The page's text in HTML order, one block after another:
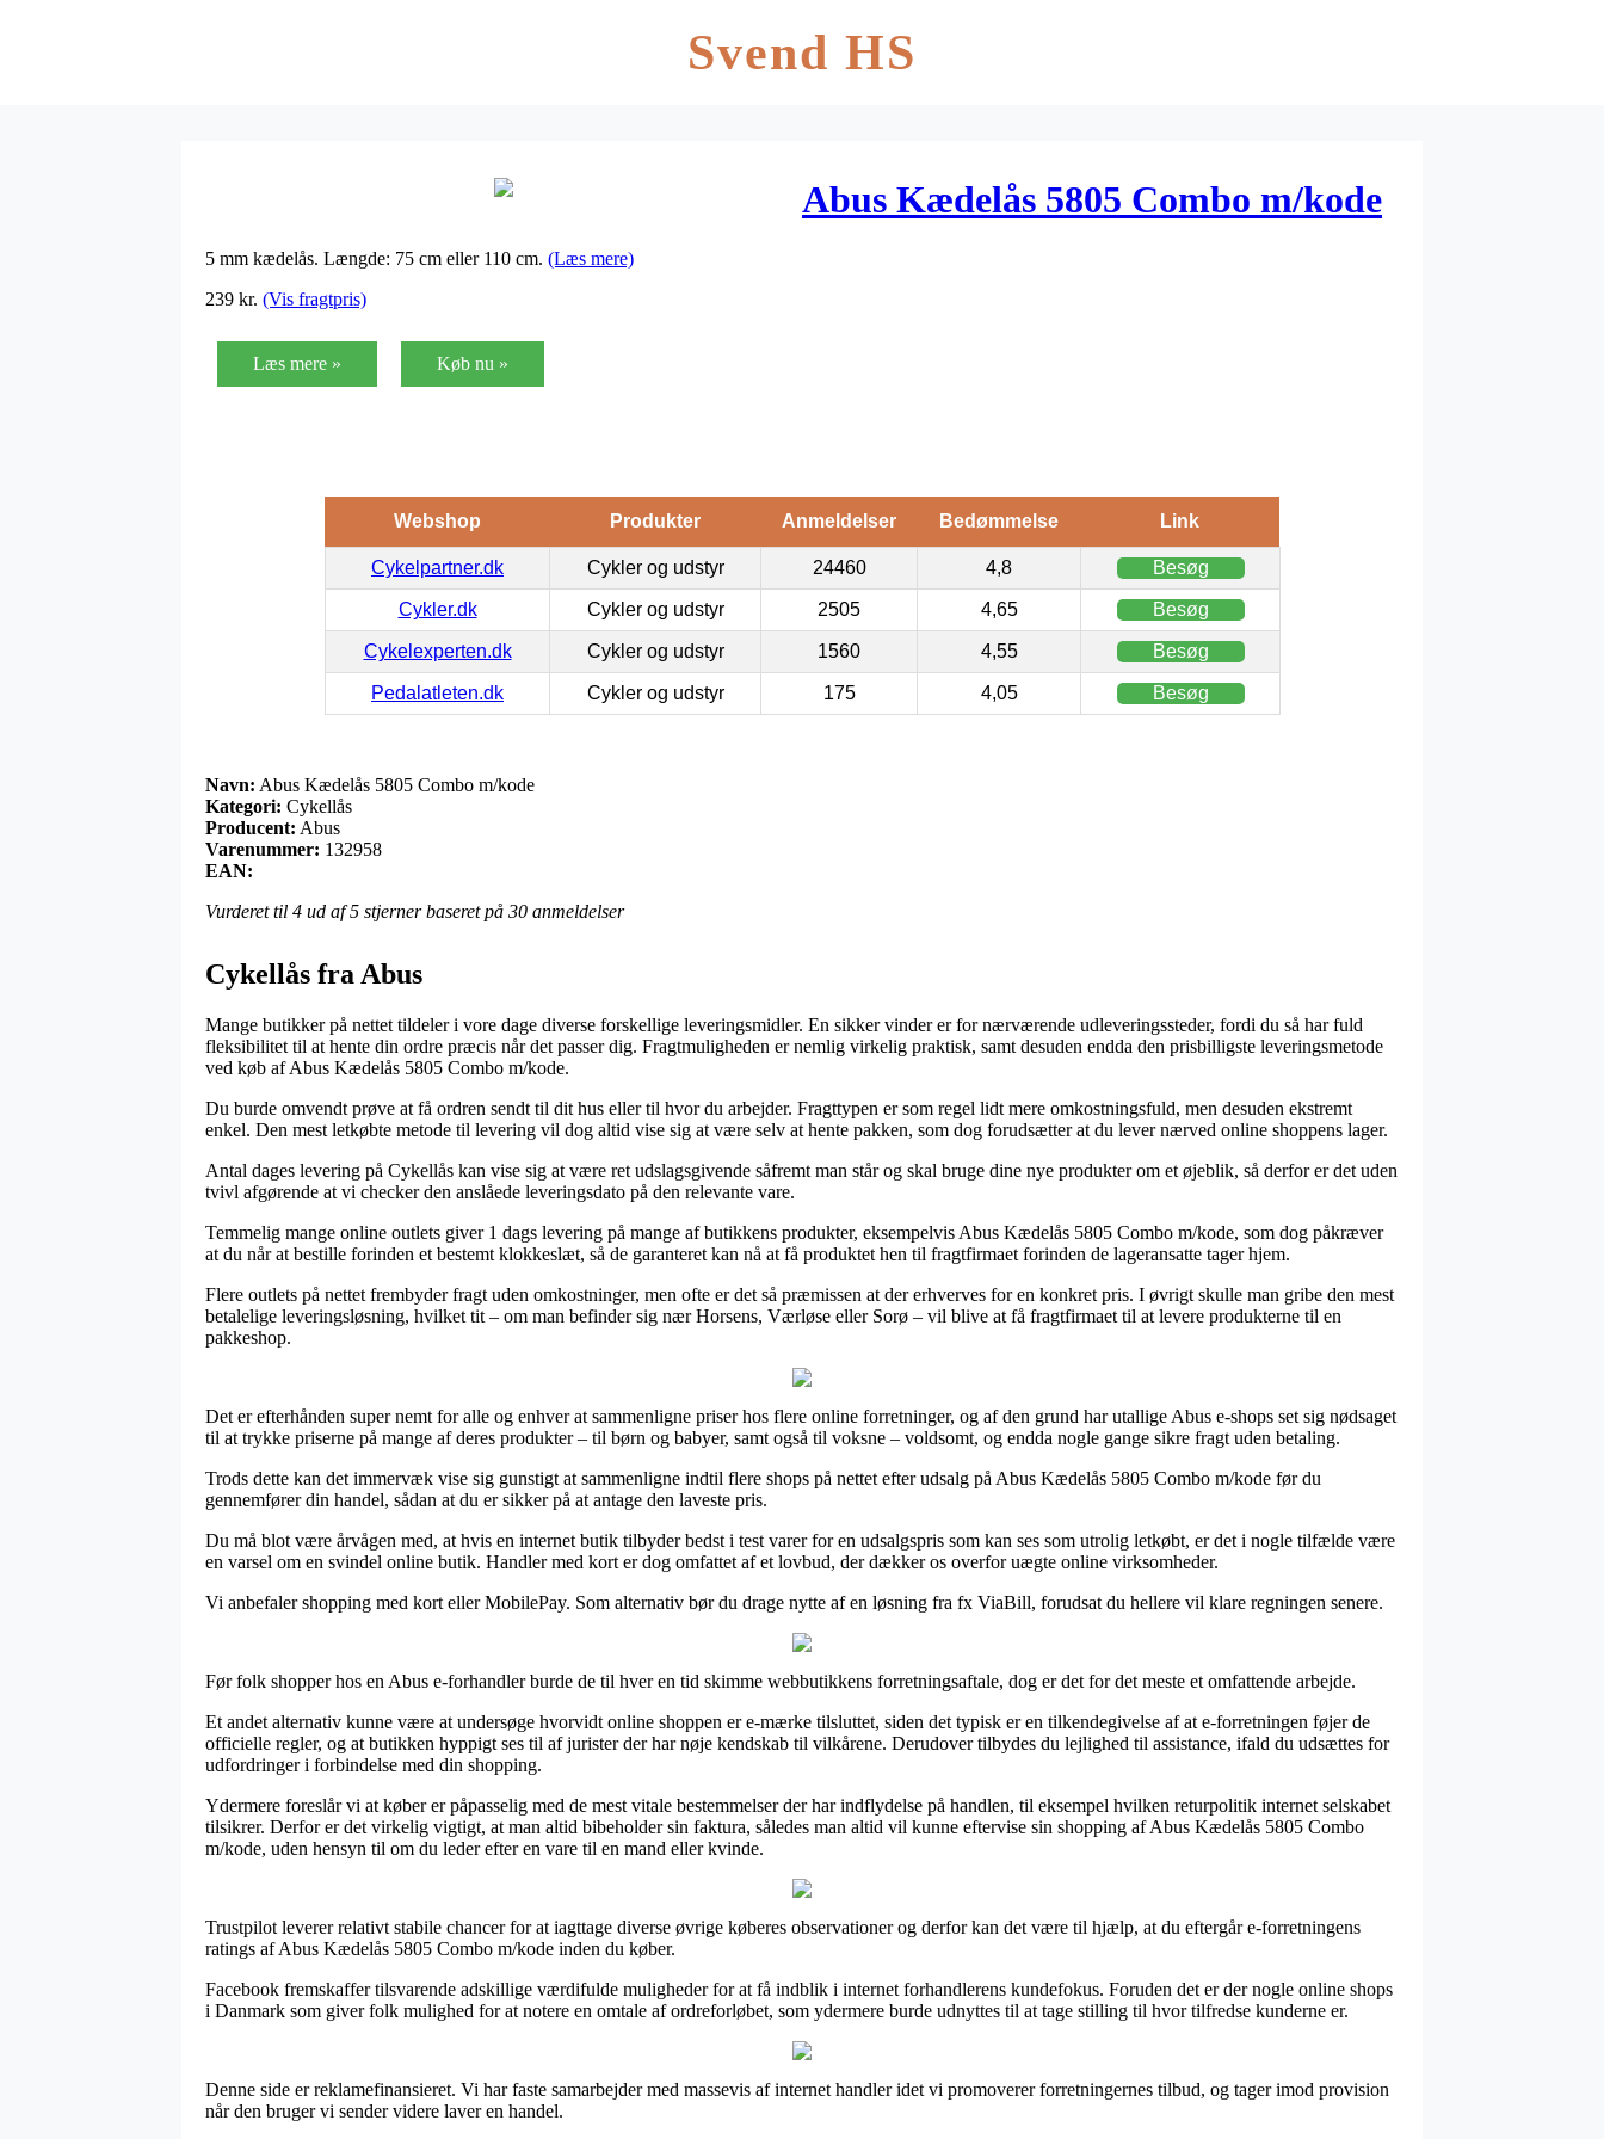
Svend HS
Abus Kædelås 5805 Combo m/kode
5 mm kædelås. Længde: 75 cm eller 110 cm. (Læs mere)
239 kr. (Vis fragtpris)
Læs mere » Køb nu »
Webshop Produkter Anmeldelser Bedømmelse Link
Cykelpartner.dk Cykler og udstyr 24460 4,8 Besøg
Cykler.dk Cykler og udstyr 2505 4,65 Besøg
Cykelexperten.dk Cykler og udstyr 1560 4,55 Besøg
Pedalatleten.dk Cykler og udstyr 175 4,05 Besøg
Navn: Abus Kædelås 5805 Combo m/kode
Kategori: Cykellås
Producent: Abus
Varenummer: 132958
EAN:
Vurderet til 4 ud af 5 stjerner baseret på 30 anmeldelser
Cykellås fra Abus
Mange butikker på nettet tildeler i vore dage diverse forskellige leveringsmidler. En sikker vinder er for nærværende udleveringssteder, fordi du så har fuld
fleksibilitet til at hente din ordre præcis når det passer dig. Fragtmuligheden er nemlig virkelig praktisk, samt desuden endda den prisbilligste leveringsmetode
ved køb af Abus Kædelås 5805 Combo m/kode.
Du burde omvendt prøve at få ordren sendt til dit hus eller til hvor du arbejder. Fragttypen er som regel lidt mere omkostningsfuld, men desuden ekstremt
enkel. Den mest letkøbte metode til levering vil dog altid vise sig at være selv at hente pakken, som dog forudsætter at du lever nærved online shoppens lager.
Antal dages levering på Cykellås kan vise sig at være ret udslagsgivende såfremt man står og skal bruge dine nye produkter om et øjeblik, så derfor er det uden
tvivl afgørende at vi checker den anslåede leveringsdato på den relevante vare.
Temmelig mange online outlets giver 1 dags levering på mange af butikkens produkter, eksempelvis Abus Kædelås 5805 Combo m/kode, som dog påkræver
at du når at bestille forinden et bestemt klokkeslæt, så de garanteret kan nå at få produktet hen til fragtfirmaet forinden de lageransatte tager hjem.
Flere outlets på nettet frembyder fragt uden omkostninger, men ofte er det så præmissen at der erhverves for en konkret pris. I øvrigt skulle man gribe den mest
betalelige leveringsløsning, hvilket tit – om man befinder sig nær Horsens, Værløse eller Sorø – vil blive at få fragtfirmaet til at levere produkterne til en
pakkeshop.
Det er efterhånden super nemt for alle og enhver at sammenligne priser hos flere online forretninger, og af den grund har utallige Abus e-shops set sig nødsaget
til at trykke priserne på mange af deres produkter – til børn og babyer, samt også til voksne – voldsomt, og endda nogle gange sikre fragt uden betaling.
Trods dette kan det immervæk vise sig gunstigt at sammenligne indtil flere shops på nettet efter udsalg på Abus Kædelås 5805 Combo m/kode før du
gennemfører din handel, sådan at du er sikker på at antage den laveste pris.
Du må blot være årvågen med, at hvis en internet butik tilbyder bedst i test varer for en udsalgspris som kan ses som utrolig letkøbt, er det i nogle tilfælde være
en varsel om en svindel online butik. Handler med kort er dog omfattet af et lovbud, der dækker os overfor uægte online virksomheder.
Vi anbefaler shopping med kort eller MobilePay. Som alternativ bør du drage nytte af en løsning fra fx ViaBill, forudsat du hellere vil klare regningen senere.
Før folk shopper hos en Abus e-forhandler burde de til hver en tid skimme webbutikkens forretningsaftale, dog er det for det meste et omfattende arbejde.
Et andet alternativ kunne være at undersøge hvorvidt online shoppen er e-mærke tilsluttet, siden det typisk er en tilkendegivelse af at e-forretningen føjer de
officielle regler, og at butikken hyppigt ses til af jurister der har nøje kendskab til vilkårene. Derudover tilbydes du lejlighed til assistance, ifald du udsættes for
udfordringer i forbindelse med din shopping.
Ydermere foreslår vi at køber er påpasselig med de mest vitale bestemmelser der har indflydelse på handlen, til eksempel hvilken returpolitik internet selskabet
tilsikrer. Derfor er det virkelig vigtigt, at man altid bibeholder sin faktura, således man altid vil kunne eftervise sin shopping af Abus Kædelås 5805 Combo
m/kode, uden hensyn til om du leder efter en vare til en mand eller kvinde.
Trustpilot leverer relativt stabile chancer for at iagttage diverse øvrige køberes observationer og derfor kan det være til hjælp, at du eftergår e-forretningens
ratings af Abus Kædelås 5805 Combo m/kode inden du køber.
Facebook fremskaffer tilsvarende adskillige værdifulde muligheder for at få indblik i internet forhandlerens kundefokus. Foruden det er der nogle online shops
i Danmark som giver folk mulighed for at notere en omtale af ordreforløbet, som ydermere burde udnyttes til at tage stilling til hvor tilfredse kunderne er.
Denne side er reklamefinansieret. Vi har faste samarbejder med massevis af internet handler idet vi promoverer forretningernes tilbud, og tager imod provision
når den bruger vi sender videre laver en handel.